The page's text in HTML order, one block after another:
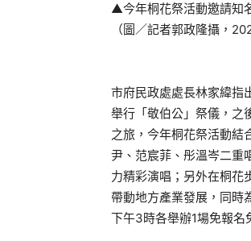
▲今年桐花祭活動邀請知
（圖／記者郭政隆攝，
市府民政處處長林家緯
舉行「敬伯公」祭儀，之
之旅，今年桐花祭活動結
尹、范宸菲、彤溫岑二重
力精彩演唱；另外在桐花
帶動地方產業發展，同時
下午3時各舉辦1場免報名